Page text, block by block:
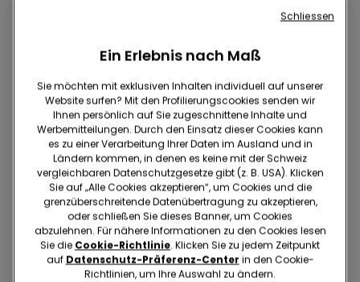
-70% -70%
Ein Erlebnis nach Maß
Sie möchten mit exklusiven Inhalten individuell auf unserer
Website surfen? Mit den Profilierungscookies senden wir
Ihnen persönlich auf Sie zugeschnittene Inhalte und
Werbemitteilungen. Durch den Einsatz dieser Cookies kann
es zu einer Verarbeitung Ihrer Daten im Ausland und in
Ländern kommen, in denen es keine mit der Schweiz
vergleichbaren Datenschutzgesetze gibt (z. B. USA). Klicken
Sie auf „Alle Cookies akzeptieren“, um Cookies und die
grenzüberschreitende Datenübertragung zu akzeptieren,
oder schließen Sie dieses Banner, um Cookies
abzulehnen. Für nähere Informationen zu den Cookies lesen
Sie die Cookie-Richtlinie. Klicken Sie zu jedem Zeitpunkt
auf Datenschutz-Präferenz-Center in den Cookie-
Richtlinien, um Ihre Auswahl zu ändern.
Schliessen